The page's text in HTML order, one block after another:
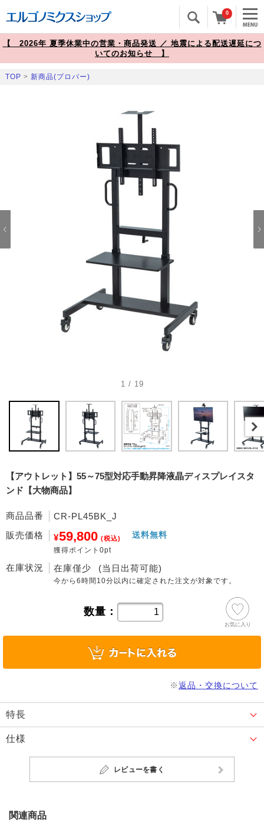
0
【 2026年 夏季休業中の営業・商品発送 ／ 地震による配送遅延につ
いてのお知らせ 】
TOP > 新商品(プロパー)
1 / 19
【アウトレット】55～75型対応手動昇降液晶ディスプレイスタ
ンド【大物商品】
商品品番
CR-PL45BK_J
販売価格
¥59,800 (税込)
獲得ポイント0pt
送料無料
在庫状況 在庫僅少 (当日出荷可能)
今から6時間10分 以内に確定された注文が対象です。
数量：
お気に入り
※返品・交換について
特長
仕様
レビューを書く
関連商品